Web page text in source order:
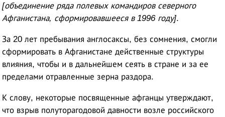
[объединение ряда полевых командиров северного
Афганистана, сформировавшееся в 1996 году].
За 20 лет пребывания англосаксы, без сомнения, смогли
сформировать в Афганистане действенные структуры
влияния, чтобы и в дальнейшем сеять в стране и за ее
пределами отравленные зерна раздора.
К слову, некоторые посвященные афганцы утверждают,
что взрыв полуторагодовой давности возле российского